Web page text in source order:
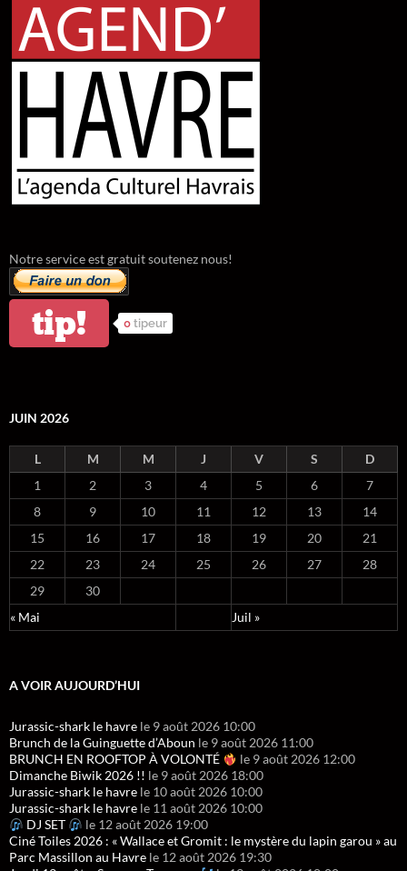
Notre service est gratuit soutenez nous!
tip! 0 tipeur
JUIN 2026
L M M J V S
D
1
2 3 4 5 6
7
8
9 10 11 12 13
14
15
16 17 18 19 20
21
22
23 24 25 26 27
28
29
30
« Mai
Juil »
A VOIR AUJOURD’HUI
Jurassic-shark le havre le 9 août 2026 10:00
Brunch de la Guinguette d’Aboun le 9 août 2026 11:00
BRUNCH EN ROOFTOP À VOLONTÉ
le 9 août 2026 12:00
Dimanche Biwik 2026 !! le 9 août 2026 18:00
Jurassic-shark le havre le 10 août 2026 10:00
Jurassic-shark le havre le 11 août 2026 10:00
DJ SET
le 12 août 2026 19:00
Ciné Toiles 2026 : « Wallace et Gromit : le mystère du lapin garou » au
Parc Massillon au Havre le 12 août 2026 19:30